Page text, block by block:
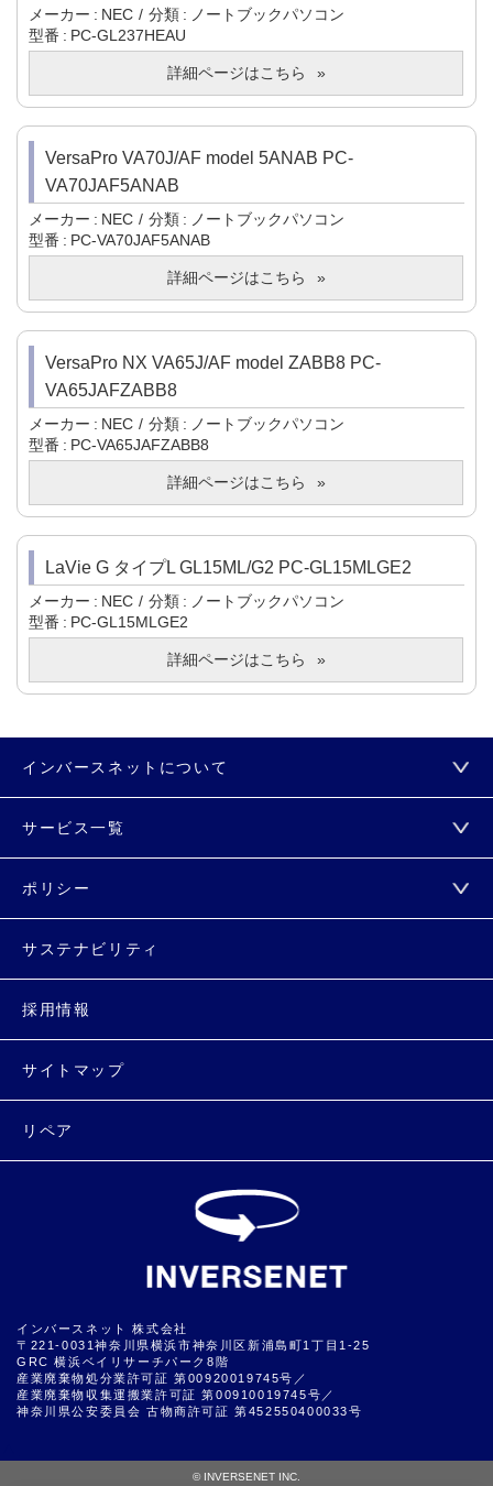
メーカー NEC 分類
ノートブックパソコン
型番
PC-GL237HEAU
詳細ページはこちら
VersaPro VA70J/AF model 5ANAB PC-
VA70JAF5ANAB
メーカー NEC 分類
ノートブックパソコン
型番
PC-VA70JAF5ANAB
詳細ページはこちら
VersaPro NX VA65J/AF model ZABB8 PC-
VA65JAFZABB8
メーカー NEC 分類
ノートブックパソコン
型番
PC-VA65JAFZABB8
詳細ページはこちら
LaVie G タイプL GL15ML/G2 PC-GL15MLGE2
メーカー NEC 分類
ノートブックパソコン
型番
PC-GL15MLGE2
詳細ページはこちら
インバースネットについて
サービス一覧
ポリシー
サステナビリティ
採用情報
サイトマップ
リペア
インバースネット 株式会社
〒221-0031神奈川県横浜市神奈川区新浦島町1丁目1-25
GRC 横浜ベイリサーチパーク8階
産業廃棄物処分業許可証 第00920019745号／
産業廃棄物収集運搬業許可証 第00910019745号／
神奈川県公安委員会 古物商許可証 第452550400033号
© INVERSENET INC.